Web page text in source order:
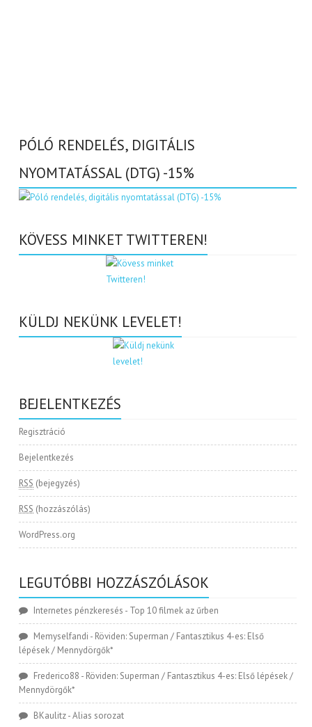
PÓLÓ RENDELÉS, DIGITÁLIS
NYOMTATÁSSAL (DTG) -15%
KÖVESS MINKET TWITTEREN!
KÜLDJ NEKÜNK LEVELET!
BEJELENTKEZÉS
Regisztráció
Bejelentkezés
RSS (bejegyzés)
RSS (hozzászólás)
WordPress.org
LEGUTÓBBI HOZZÁSZÓLÁSOK
Internetes pénzkeresés - Top 10 filmek az űrben
Memyselfandi - Röviden: Superman / Fantasztikus 4-es: Első
lépések / Mennydörgők*
Frederico88 - Röviden: Superman / Fantasztikus 4-es: Első lépések /
Mennydörgők*
BKaulitz-Alias sorozat